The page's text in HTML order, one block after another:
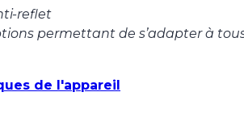
reflet
permettant de s’adapter à
de l'appareil